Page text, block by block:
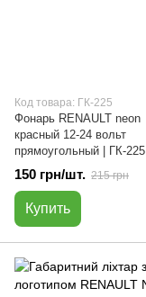
Код товара: ГК-225
Фонарь RENAULT neon
красный 12-24 вольт
прямоугольный | ГК-225
150 грн/шт. 215 грн
Купить